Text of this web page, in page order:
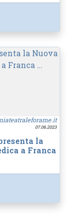
07.06.2023
la
a Franca